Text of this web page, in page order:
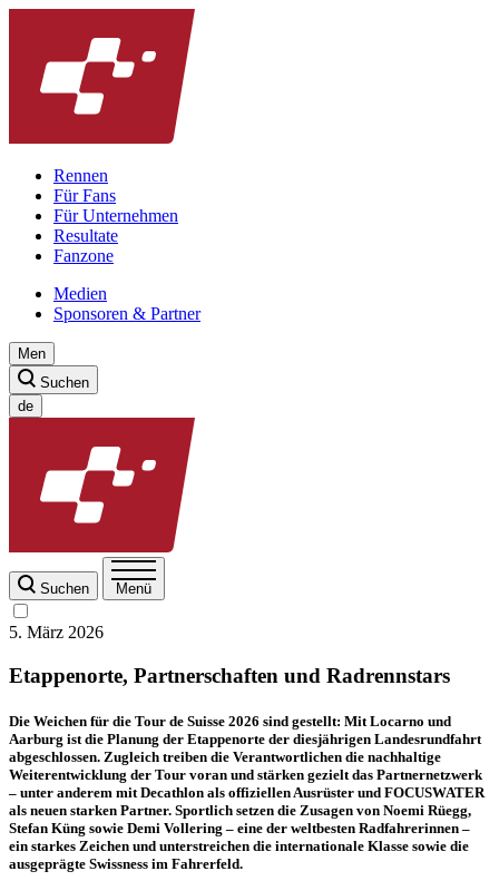
Rennen
Für Fans
Für Unternehmen
Resultate
Fanzone
Medien
Sponsoren & Partner
Men
Suchen
de
Suchen Menü
5. März 2026
Etappenorte, Partnerschaften und Radrennstars
Die Weichen für die Tour de Suisse 2026 sind gestellt: Mit Locarno und
Aarburg ist die Planung der Etappenorte der diesjährigen Landesrundfahrt
abgeschlossen. Zugleich treiben die Verantwortlichen die nachhaltige
Weiterentwicklung der Tour voran und stärken gezielt das Partnernetzwerk
– unter anderem mit Decathlon als offiziellen Ausrüster und FOCUSWATER
als neuen starken Partner. Sportlich setzen die Zusagen von Noemi Rüegg,
Stefan Küng sowie Demi Vollering – eine der weltbesten Radfahrerinnen –
ein starkes Zeichen und unterstreichen die internationale Klasse sowie die
ausgeprägte Swissness im Fahrerfeld.